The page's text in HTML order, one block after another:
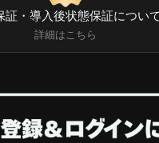
証・導入後状態保証につい
詳細はこちら